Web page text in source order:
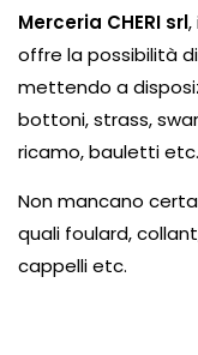
Merceria CHERI srl,
offre la possibilità
mettendo a
bottoni,strass,
ricamo,baulettietc.
Non mancano
quali foulard,
cappellietc.